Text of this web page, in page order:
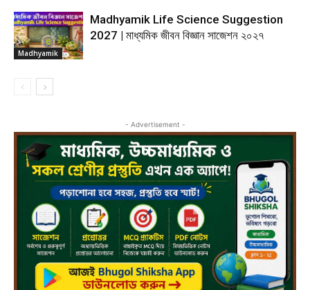
Madhyamik
Madhyamik Life Science Suggestion
2027 | মাধ্যমিক জীবন বিজ্ঞান সাজেশন ২০২৭
- Advertisement -